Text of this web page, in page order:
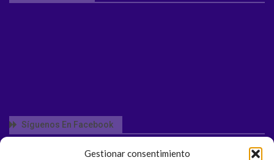
Gestionar consentimiento
Síguenos En Facebook